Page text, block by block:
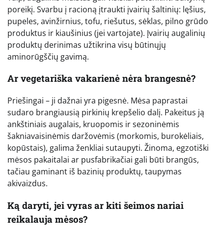
poreikį. Svarbu į racioną įtraukti įvairių šaltinių: lęšius,
pupeles, avinžirnius, tofu, riešutus, sėklas, pilno grūdo
produktus ir kiaušinius (jei vartojate). Įvairių augalinių
produktų derinimas užtikrina visų būtinųjų
aminorūgščių gavimą.
Ar vegetariška vakarienė nėra brangesnė?
Priešingai – ji dažnai yra pigesnė. Mėsa paprastai
sudaro brangiausią pirkinių krepšelio dalį. Pakeitus ją
ankštiniais augalais, kruopomis ir sezoninėmis
šakniavaisinėmis daržovėmis (morkomis, burokėliais,
kopūstais), galima ženkliai sutaupyti. Žinoma, egzotiški
mėsos pakaitalai ar pusfabrikačiai gali būti brangūs,
tačiau gaminant iš bazinių produktų, taupymas
akivaizdus.
Ką daryti, jei vyras ar kiti šeimos nariai
reikalauja mėsos?